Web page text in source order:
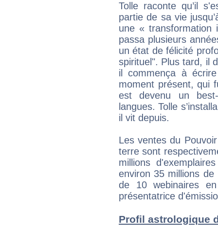
Tolle raconte qu’il
partie de sa vie
une « transformation
passa plusieurs
un état de félicité
spirituel". Plus tard, il
il commença à
moment présent, qui
est devenu un
langues. Tolle
il vit depuis.
Les ventes du
terre sont
millions
environ 35 millions
de 10 webinaires
présentatrice
Profil astrologique